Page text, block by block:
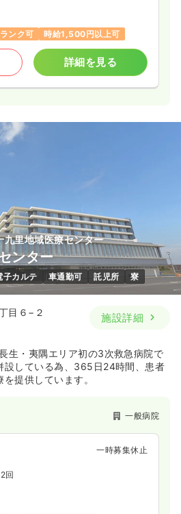
ンク可 時給1,500円以上可
詳細を見る
九里地域医療センター
ンター
子カルテ 車通勤可 託児所 寮
目６−２
施設詳細
生・夷隅エリア初の3次救急病院で
設している為、365日24時間、患者
提供しています。
一般病院
一時募集休止
回